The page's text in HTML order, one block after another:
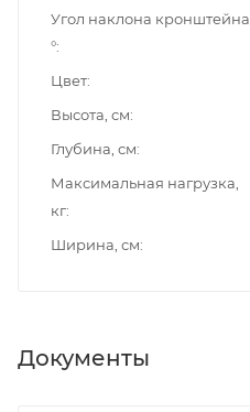
Угол наклона кронштейна,
°
Цвет
Высота, см
Глубина, см
Максимальная нагрузка,
кг
Ширина, см
Документы